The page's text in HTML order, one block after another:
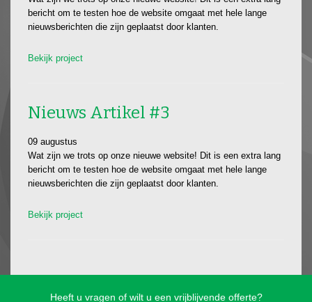
bericht om te testen hoe de website omgaat met hele lange
nieuwsberichten die zijn geplaatst door klanten.
Bekijk project
Nieuws Artikel #3
09 augustus
Wat zijn we trots op onze nieuwe website! Dit is een extra lang
bericht om te testen hoe de website omgaat met hele lange
nieuwsberichten die zijn geplaatst door klanten.
Bekijk project
Heeft u vragen of wilt u een vrijblijvende offerte?